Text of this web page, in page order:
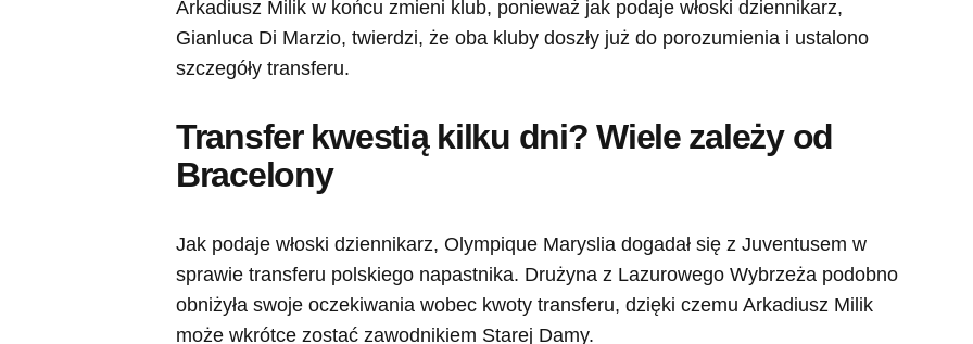
Arkadiusz Milik w końcu zmieni klub, ponieważ jak podaje włoski dziennikarz,
Gianluca Di Marzio, twierdzi, że oba kluby doszły już do porozumienia i ustalono
szczegóły transferu.
Transfer kwestią kilku dni? Wiele zależy od
Bracelony
Jak podaje włoski dziennikarz, Olympique Maryslia dogadał się z Juventusem w
sprawie transferu polskiego napastnika. Drużyna z Lazurowego Wybrzeża podobno
obniżyła swoje oczekiwania wobec kwoty transferu, dzięki czemu Arkadiusz Milik
może wkrótce zostać zawodnikiem Starej Damy.